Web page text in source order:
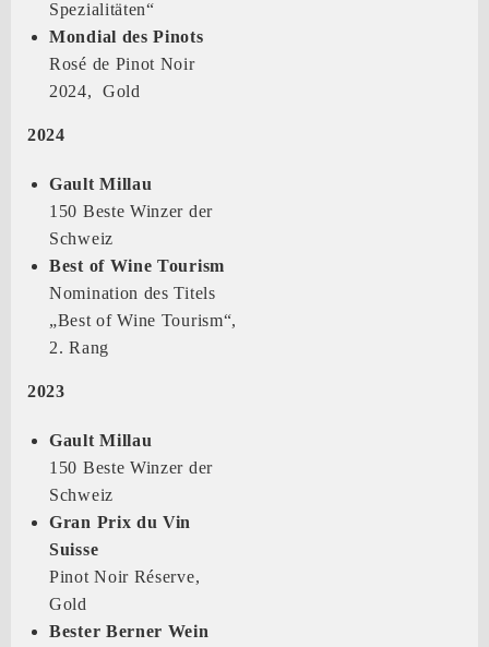
Spezialitäten“
Mondial des Pinots
Rosé de Pinot Noir
2024, Gold
2024
Gault Millau
150 Beste Winzer der
Schweiz
Best of Wine Tourism
Nomination des Titels
„Best of Wine Tourism“,
2. Rang
2023
Gault Millau
150 Beste Winzer der
Schweiz
Gran Prix du Vin
Suisse
Pinot Noir Réserve,
Gold
Bester Berner Wein